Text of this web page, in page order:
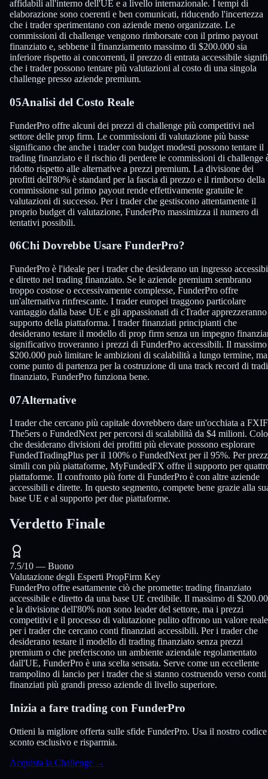
affidabili all'interno dell'UE e a livello internazionale. I tempi di
elaborazione sono coerenti e ben comunicati, riducendo l'incertezza
che i trader sperimentano con aziende meno organizzate. Le
commissioni di challenge vengono rimborsate con il primo payout
finanziato e, sebbene il finanziamento massimo di $200.000 sia
inferiore rispetto ai concorrenti, il prezzo di entrata accessibile
che i trader possono tentare più valutazioni al costo di una singola
challenge presso aziende premium.
05Analisi del Costo Reale
FunderPro offre alcuni dei prezzi di challenge più competitivi nel
settore delle prop firm. Le commissioni di valutazione più basse
significano che anche i trader con budget modesti possono tentare il
trading finanziato e il rischio di perdere le commissioni di challenge
ridotto rispetto alle alternative a prezzi premium. La divisione dei
profitti dell'80% è standard per la fascia di prezzo e il rimborso della
commissione sul primo payout rende effettivamente gratuite le
valutazioni di successo. Per i trader che gestiscono attentamente il
proprio budget di valutazione, FunderPro massimizza il numero di
tentativi possibili.
06Chi Dovrebbe Usare FunderPro?
FunderPro è l'ideale per i trader che desiderano un ingresso
e diretto nel trading finanziato. Se le aziende premium sembrano
troppo costose o eccessivamente complesse, FunderPro offre
un'alternativa rinfrescante. I trader europei traggono particolare
vantaggio dalla base UE e gli appassionati di cTrader
supporto della piattaforma. I trader finanziati principianti che
desiderano testare il modello di prop firm senza un impegno
significativo troveranno i prezzi di FunderPro accessibili. Il
$200.000 può limitare le ambizioni di scalabilità a lungo termine, ma
come punto di partenza per la costruzione di una track record di
finanziato, FunderPro funziona bene.
07Alternative
I trader che cercano più capitale dovrebbero dare un'occhiata a
The5ers o FundedNext per percorsi di scalabilità da $4 milioni.
che desiderano divisioni dei profitti più elevate possono esplorare
FundedTradingPlus per il 100% o FundedNext per il 95%. Per
simili con più piattaforme, MyFundedFX offre il supporto per
piattaforme. Il confronto più forte di FunderPro è con altre aziende
accessibili e dirette. In questo segmento, compete bene grazie alla
base UE e al supporto per due piattaforme.
Verdetto Finale
7.5/10 — Buono
Valutazione degli Esperti PropFirm Key
FunderPro offre esattamente ciò che promette: trading finanziato
accessibile e diretto da una base UE credibile. Il massimo di
e la divisione dell'80% non sono leader del settore, ma i prezzi
competitivi e il processo di valutazione pulito offrono un valore reale
per i trader che cercano conti finanziati accessibili. Per i trader che
desiderano testare il modello di trading finanziato senza prezzi
premium o che preferiscono un ambiente aziendale regolamentato
dall'UE, FunderPro è una scelta sensata. Serve come un eccellente
trampolino di lancio per i trader che si stanno costruendo verso conti
finanziati più grandi presso aziende di livello superiore.
Inizia a fare trading con FunderPro
Ottieni la migliore offerta sulle sfide FunderPro. Usa il nostro codice
sconto esclusivo e risparmia.
Acquista la Challenge →